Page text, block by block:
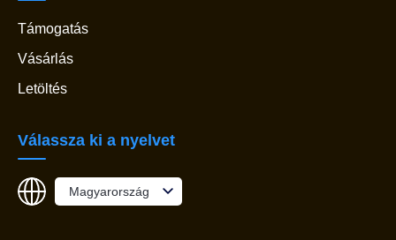
Támogatás
Vásárlás
Letöltés
Válassza ki a nyelvet
Magyarország